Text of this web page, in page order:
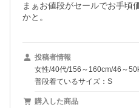
まぁお値段がセールでお手頃
かと。
投稿者情報
女性/40代/156～160cm/46～
普段着ているサイズ：S
購入した商品